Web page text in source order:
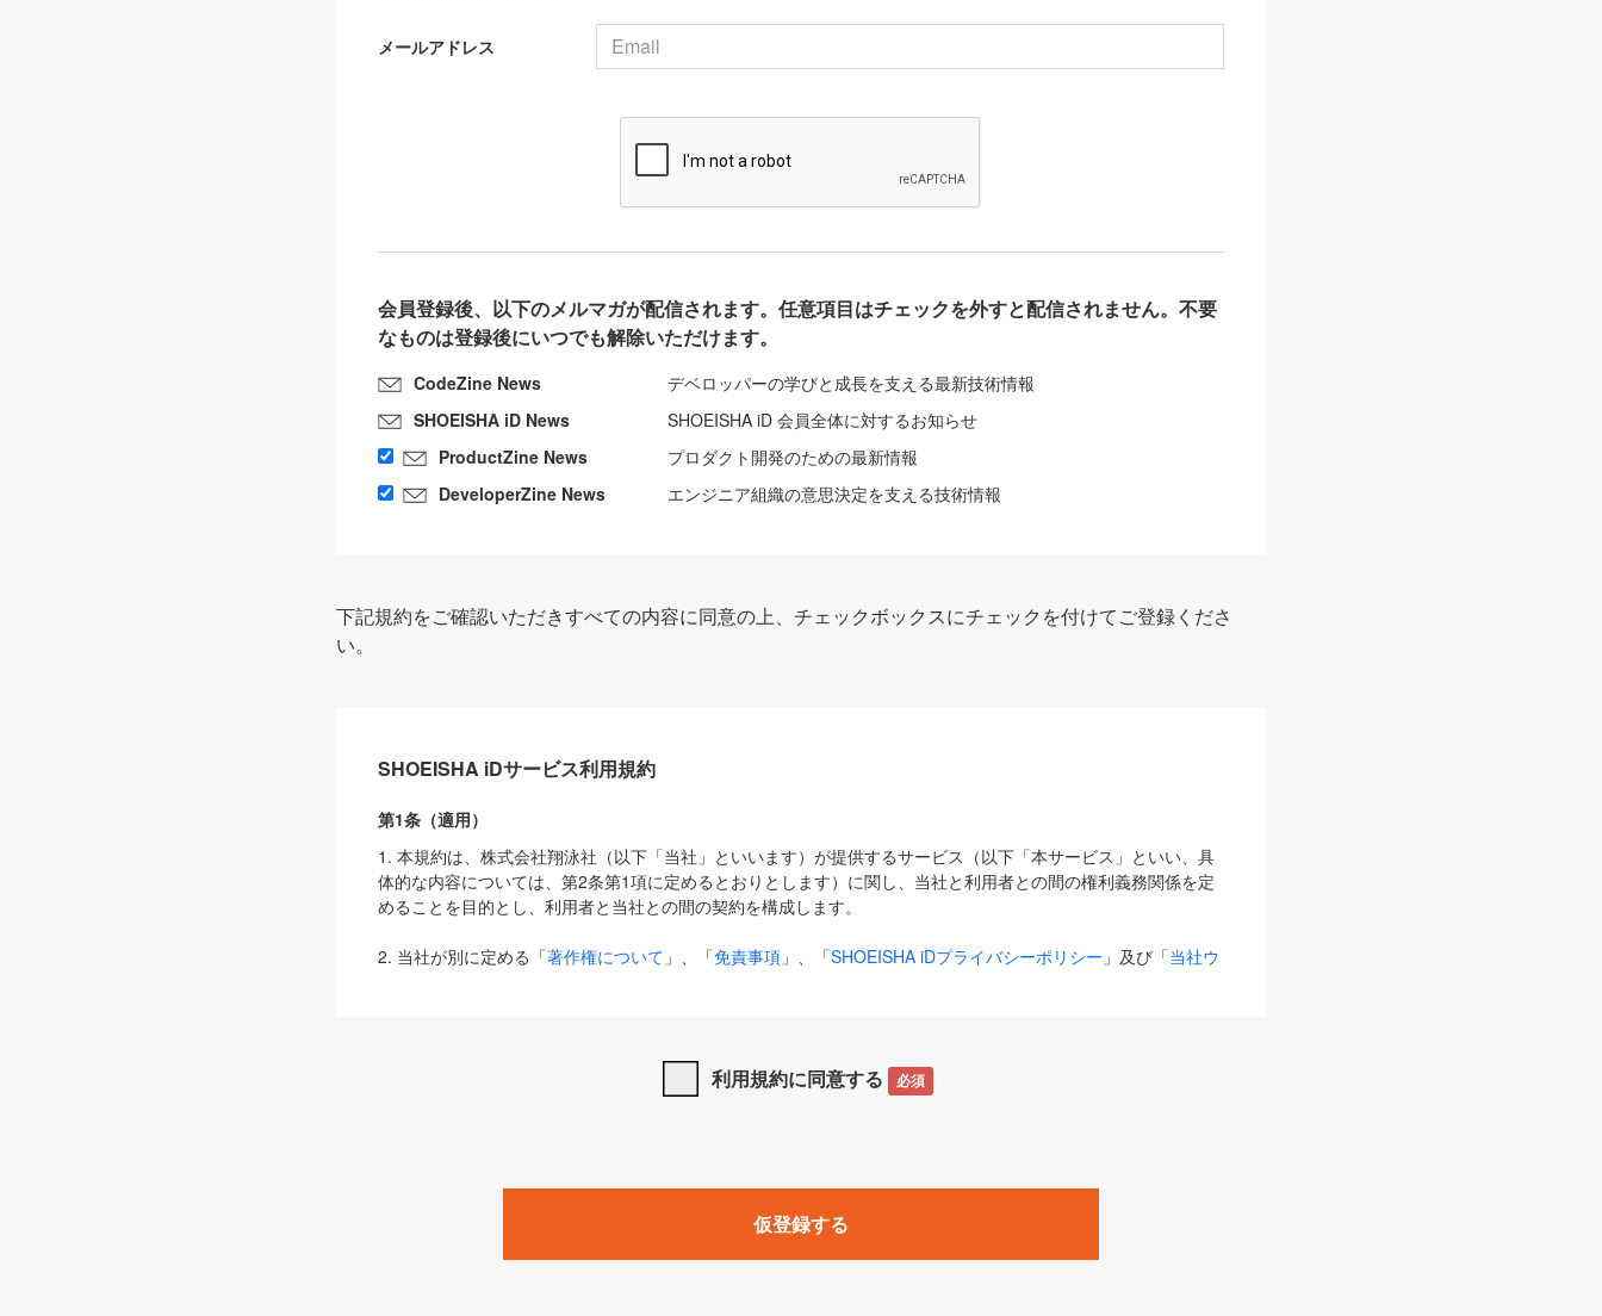
メールアドレス
会員登録後、以下のメルマガが配信されます。任意項目はチェックを外すと配信されません。不要
なものは登録後にいつでも解除いただけます。
CodeZine News
デベロッパーの学びと成長を支える最新技術情報
SHOEISHA iD News
SHOEISHA iD 会員全体に対するお知らせ
ProductZine News
プロダクト開発のための最新情報
DeveloperZine News
エンジニア組織の意思決定を支える技術情報
下記規約をご確認いただきすべての内容に同意の上、チェックボックスにチェックを付けてご登録くださ
い。
SHOEISHA iDサービス利用規約
第1条（適用）
1. 本規約は、株式会社翔泳社（以下「当社」といいます）が提供するサービス（以下「本サービス」といい、具
体的な内容については、第2条第1項に定めるとおりとします）に関し、当社と利用者との間の権利義務関係を定
めることを目的とし、利用者と当社との間の契約を構成します。
2. 当社が別に定める「著作権について 」、「免責事項 」、「SHOEISHA iDプライバシーポリシー 」及び「当社ウ
は、本規約の規定が優先して適用されるものとします。
1. 「本サービス」とは、当社が提供する以下のサービス（名称や内容が変更された場合、変更後のサービスを含
みます）及びこれらサービスに関連して当社が実施するイベントやキャンペーンをいいます。
「SEBook」「SEShop」「CodeZine」「MarkeZine」「EnterpriseZine」「ECzine」「Biz/Zine」「HRzine」
利用規約に同意する 必須
仮登録する